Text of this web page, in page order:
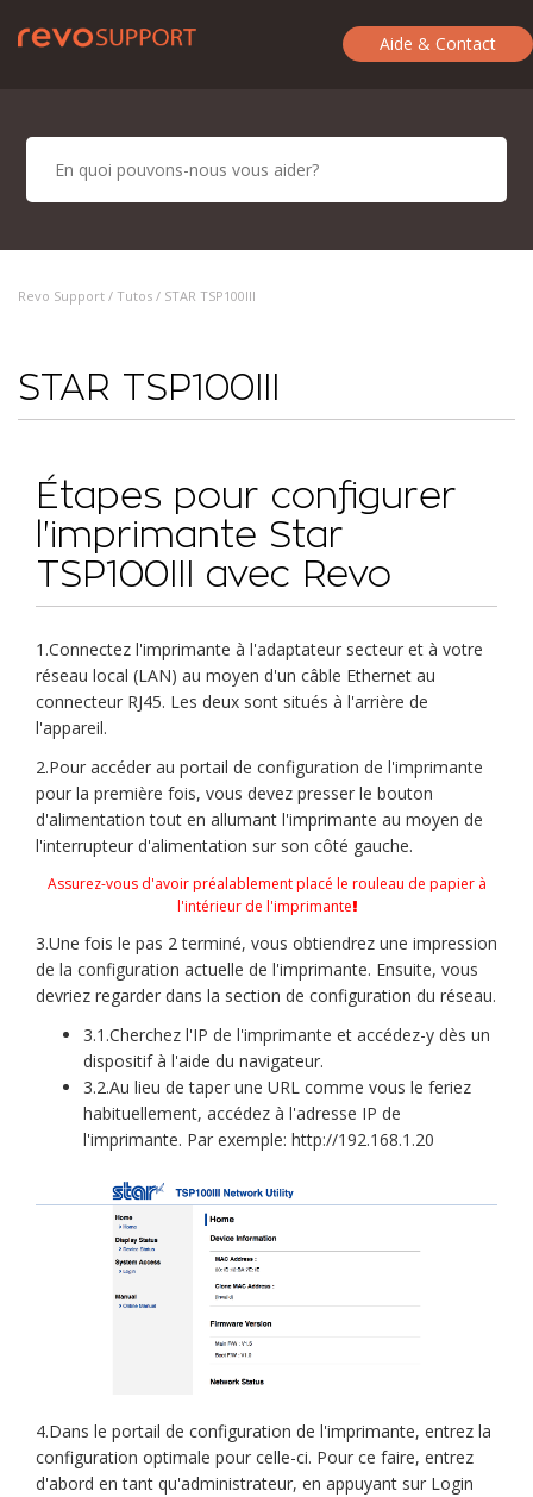
Aide & Contact
Revo Support / Tutos / STAR TSP100III
STAR TSP100III
Étapes pour configurer
l'imprimante Star
TSP100III avec Revo
1.Connectez l'imprimante à l'adaptateur secteur et à votre
réseau local (LAN) au moyen d'un câble Ethernet au
connecteur RJ45. Les deux sont situés à l'arrière de
l'appareil.
2.Pour accéder au portail de configuration de l'imprimante
pour la première fois, vous devez presser le bouton
d'alimentation tout en allumant l'imprimante au moyen de
l'interrupteur d'alimentation sur son côté gauche.
Assurez-vous d'avoir préalablement placé le rouleau de papier à
l'intérieur de l'imprimante
3.Une fois le pas 2 terminé, vous obtiendrez une impression
de la configuration actuelle de l'imprimante. Ensuite, vous
devriez regarder dans la section de configuration du réseau.
3.1.Cherchez l'IP de l'imprimante et accédez-y dès un
dispositif à l'aide du navigateur.
3.2.Au lieu de taper une URL comme vous le feriez
habituellement, accédez à l'adresse IP de
l'imprimante. Par exemple: http://192.168.1.20
4.Dans le portail de configuration de l'imprimante, entrez la
configuration optimale pour celle-ci. Pour ce faire, entrez
d'abord en tant qu'administrateur, en appuyant sur Login